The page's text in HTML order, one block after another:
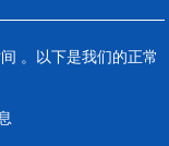
。以下是我们的正常